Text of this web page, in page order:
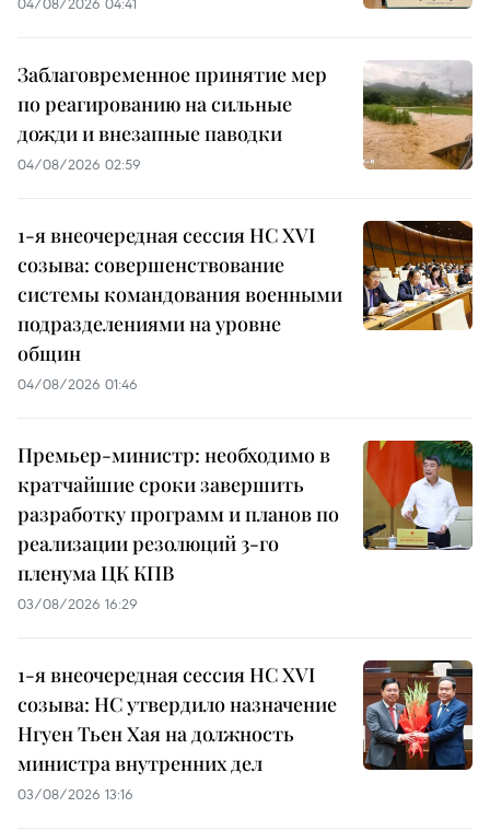
Заблаговременное принятие мер
по реагированию на сильные
дожди и внезапные паводки
04/08/2026 02:59
1-я внеочередная сессия НС XVI
созыва: совершенствование
системы командования военными
подразделениями на уровне
общин
04/08/2026 01:46
Премьер-министр: необходимо в
кратчайшие сроки завершить
разработку программ и планов по
реализации резолюций 3-го
пленума ЦК КПВ
03/08/2026 16:29
1-я внеочередная сессия НС XVI
созыва: НС утвердило назначение
Нгуен Тьен Хая на должность
министра внутренних дел
03/08/2026 13:16